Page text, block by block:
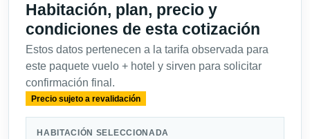
Habitación, plan, precio y
condiciones de esta cotización
Estos datos pertenecen a la tarifa observada para
este paquete vuelo + hotel y sirven para solicitar
confirmación final.
Precio sujeto a revalidación
HABITACIÓN SELECCIONADA